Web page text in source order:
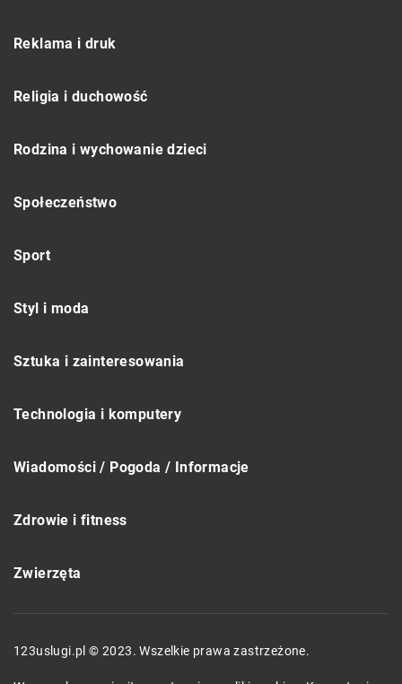
Reklama i druk
Religia i duchowość
Rodzina i wychowanie dzieci
Społeczeństwo
Sport
Styl i moda
Sztuka i zainteresowania
Technologia i komputery
Wiadomości / Pogoda / Informacje
Zdrowie i fitness
Zwierzęta
123uslugi.pl © 2023. Wszelkie prawa zastrzeżone.